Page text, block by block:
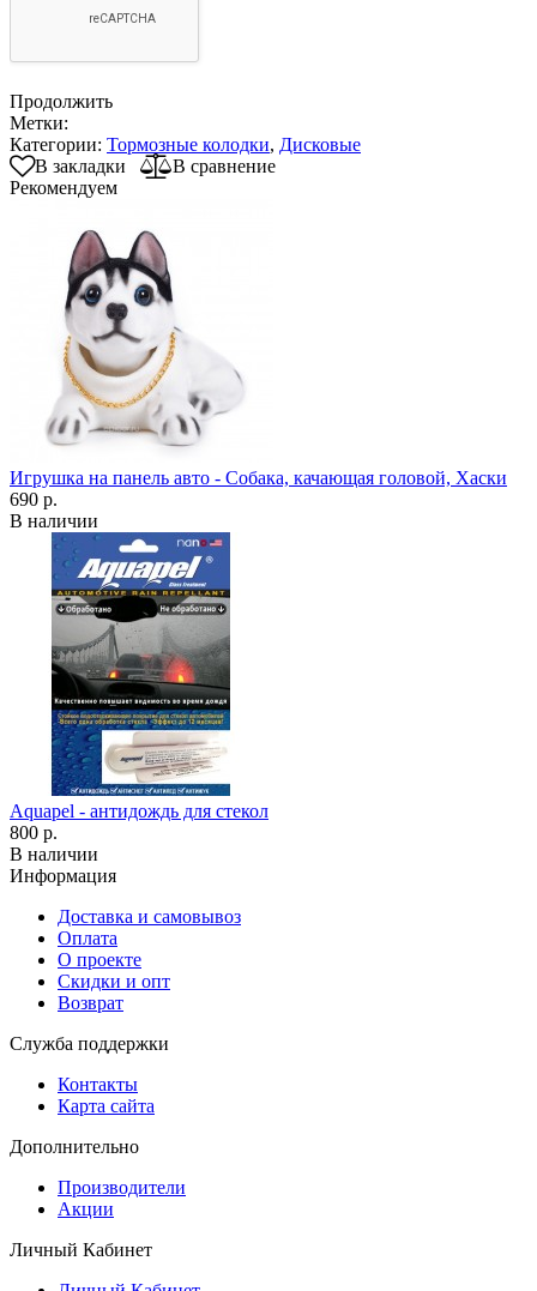
Продолжить
Метки:
Категории: Тормозные колодки, Дисковые
В закладки
В сравнение
Рекомендуем
Игрушка на панель авто - Собака, качающая головой, Хаски
690 р.
В наличии
Aquapel - антидождь для стекол
800 р.
В наличии
Информация
Доставка и самовывоз
Оплата
О проекте
Скидки и опт
Возврат
Служба поддержки
Контакты
Карта сайта
Дополнительно
Производители
Акции
Личный Кабинет